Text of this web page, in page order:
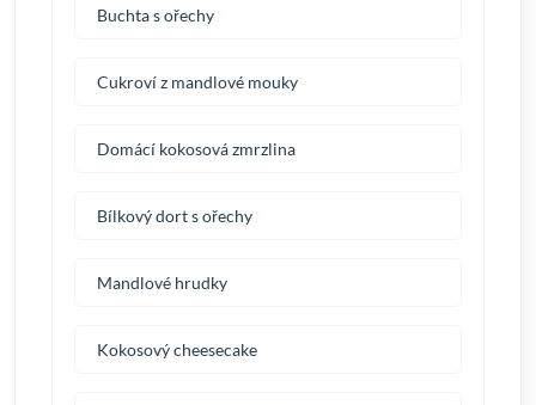
Buchta s ořechy
Cukroví z mandlové mouky
Domácí kokosová zmrzlina
Bílkový dort s ořechy
Mandlové hrudky
Kokosový cheesecake